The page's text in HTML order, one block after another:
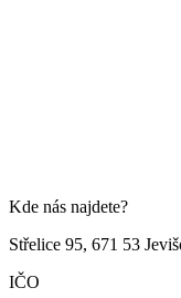
Kde nás najdete?
Střelice 95, 671 53
IČO